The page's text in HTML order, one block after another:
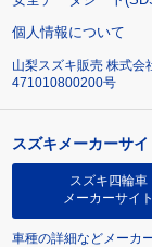
個人情報について
山梨スズキ販売 株式会
471010800200号
スズキメーカーサイ
スズキ四輪車
メーカーサイト
車種の詳細などメーカ